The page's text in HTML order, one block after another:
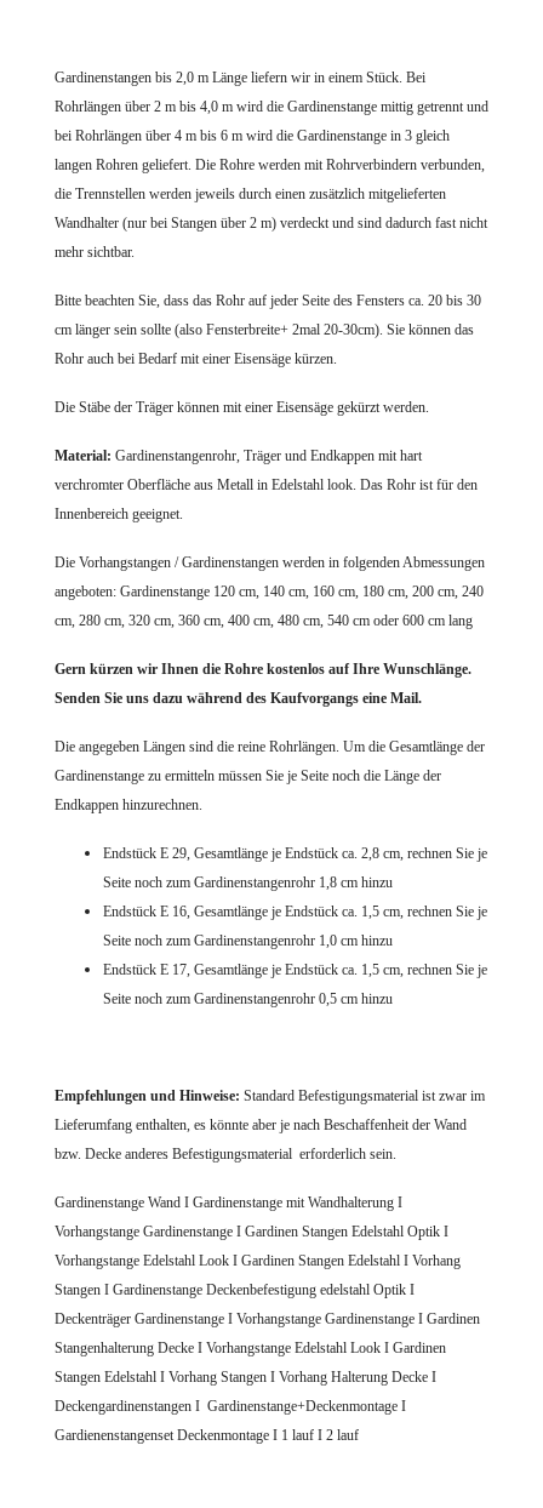
Gardinenstangen bis 2,0 m Länge liefern wir in einem Stück. Bei
Rohrlängen über 2 m bis 4,0 m wird die Gardinenstange mittig getrennt und
bei Rohrlängen über 4 m bis 6 m wird die Gardinenstange in 3 gleich
langen Rohren geliefert. Die Rohre werden mit Rohrverbindern verbunden,
die Trennstellen werden jeweils durch einen zusätzlich mitgelieferten
Wandhalter (nur bei Stangen über 2 m) verdeckt und sind dadurch fast nicht
mehr sichtbar.
Bitte beachten Sie, dass das Rohr auf jeder Seite des Fensters ca. 20 bis 30
cm länger sein sollte (also Fensterbreite+ 2mal 20-30cm). Sie können das
Rohr auch bei Bedarf mit einer Eisensäge kürzen.
Die Stäbe der Träger können mit einer Eisensäge gekürzt werden.
Material: Gardinenstangenrohr, Träger und Endkappen mit hart
verchromter Oberfläche aus Metall in Edelstahl look. Das Rohr ist für den
Innenbereich geeignet.
Die Vorhangstangen / Gardinenstangen werden in folgenden Abmessungen
angeboten: Gardinenstange 120 cm, 140 cm, 160 cm, 180 cm, 200 cm, 240
cm, 280 cm, 320 cm, 360 cm, 400 cm, 480 cm, 540 cm oder 600 cm lang
Gern kürzen wir Ihnen die Rohre kostenlos auf Ihre Wunschlänge.
Senden Sie uns dazu während des Kaufvorgangs eine Mail.
Die angegeben Längen sind die reine Rohrlängen. Um die Gesamtlänge der
Gardinenstange zu ermitteln müssen Sie je Seite noch die Länge der
Endkappen hinzurechnen.
Endstück E 29, Gesamtlänge je Endstück ca. 2,8 cm, rechnen Sie je
Seite noch zum Gardinenstangenrohr 1,8 cm hinzu
Endstück E 16, Gesamtlänge je Endstück ca. 1,5 cm, rechnen Sie je
Seite noch zum Gardinenstangenrohr 1,0 cm hinzu
Endstück E 17, Gesamtlänge je Endstück ca. 1,5 cm, rechnen Sie je
Seite noch zum Gardinenstangenrohr 0,5 cm hinzu
Empfehlungen und Hinweise: Standard Befestigungsmaterial ist zwar im
Lieferumfang enthalten, es könnte aber je nach Beschaffenheit der Wand
bzw. Decke anderes Befestigungsmaterial erforderlich sein.
Gardinenstange Wand I Gardinenstange mit Wandhalterung I
Vorhangstange Gardinenstange I Gardinen Stangen Edelstahl Optik I
Vorhangstange Edelstahl Look I Gardinen Stangen Edelstahl I Vorhang
Stangen I Gardinenstange Deckenbefestigung edelstahl Optik I
Deckenträger Gardinenstange I Vorhangstange Gardinenstange I Gardinen
Stangenhalterung Decke I Vorhangstange Edelstahl Look I Gardinen
Stangen Edelstahl I Vorhang Stangen I Vorhang Halterung Decke I
Deckengardinenstangen I Gardinenstange+Deckenmontage I
Gardienenstangenset Deckenmontage I 1 lauf I 2 lauf